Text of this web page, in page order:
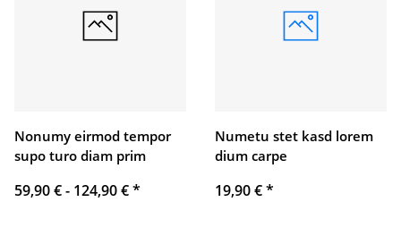
Nonumy eirmod tempor
supo turo diam prim
59,90 € - 124,90 €*
Numetu stet kasd lorem
dium carpe
19,90 €*